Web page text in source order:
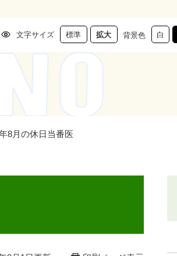
文字サイズ 標準 拡大 背景色 白
8月の休日当番医